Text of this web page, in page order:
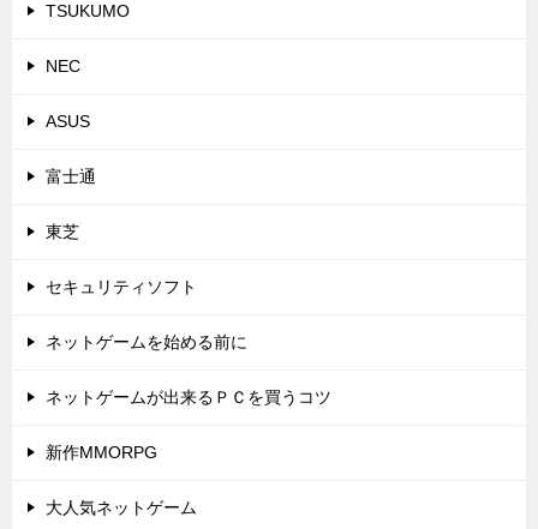
TSUKUMO
NEC
ASUS
富士通
東芝
セキュリティソフト
ネットゲームを始める前に
ネットゲームが出来るＰＣを買うコツ
新作MMORPG
大人気ネットゲーム